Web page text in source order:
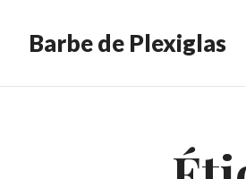
Barbe de Plexiglas